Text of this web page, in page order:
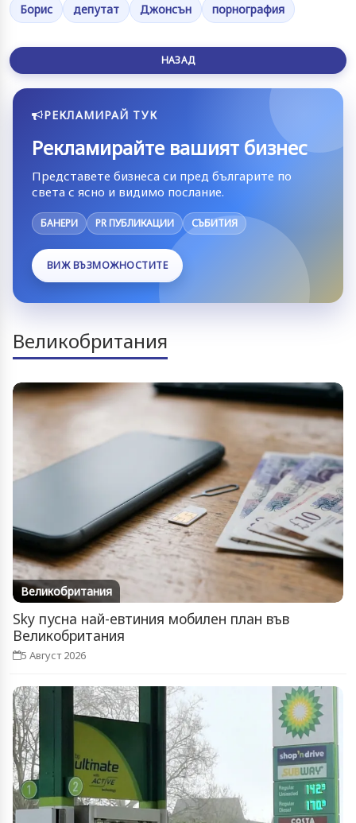
Борис депутат Джонсън порнография
НАЗАД
РЕКЛАМИРАЙ ТУК
Рекламирайте вашият бизнес
Представете бизнеса си пред българите по
света с ясно и видимо послание.
БАНЕРИ PR ПУБЛИКАЦИИ СЪБИТИЯ
ВИЖ ВЪЗМОЖНОСТИТЕ
Великобритания
Великобритания
Sky пусна най-евтиния мобилен план във
Великобритания
5 Август 2026